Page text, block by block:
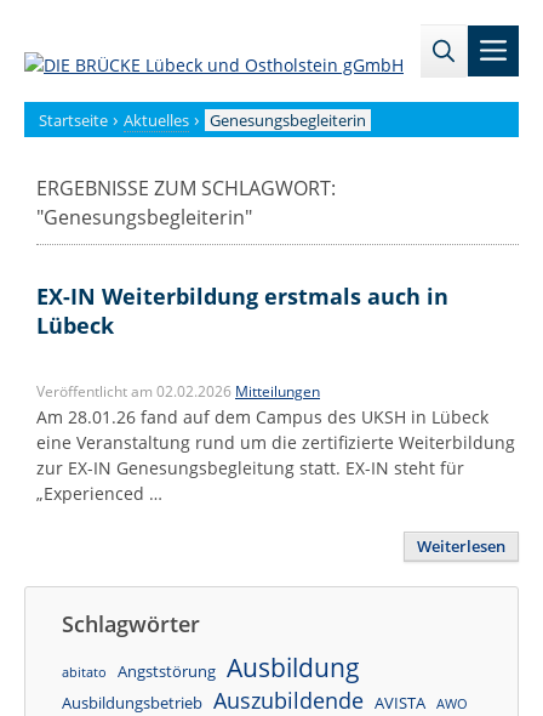
springen
→
Zur
Zum
Startseite › Aktuelles › Genesungsbegleiterin
ERGEBNISSE ZUM SCHLAGWORT:
"Genesungsbegleiterin"
EX-IN Weiterbildung erstmals auch in
Lübeck
Veröffentlicht am 02.02.2026 Mitteilungen
Am 28.01.26 fand auf dem Campus des UKSH in Lübeck
eine Veranstaltung rund um die zertifizierte Weiterbildung
zur EX-IN Genesungsbegleitung statt. EX-IN steht für
„Experienced …
Weiterlesen
Schlagwörter
abitato Angststörung Ausbildung
Ausbildungsbetrieb Auszubildende AVISTA
AWO